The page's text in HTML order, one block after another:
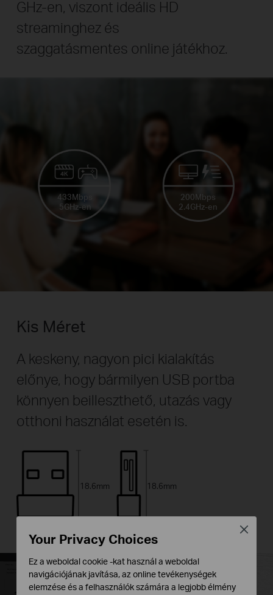
GHz-en, viszont ideális HD
streaminghez és
szaggatásmentes online játékhoz.
433Mbps
5GHz-en
200Mbps
2.4GHz-en
Kis Méret
A keskeny, nagyon pici kialakítás
előnye, hogy bármilyen USB portba
könnyen beilleszthető, utazás vagy
otthoni használat esetén is.
18.6mm 18.6mm
Your Privacy Choices
Ez a weboldal cookie -kat használ a weboldal
navigációjának javítása, az online tevékenységek
elemzése és a felhasználók számára a legjobb élmény
Close